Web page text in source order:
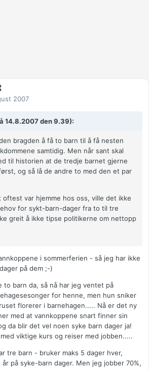
2007
14.8.2007 den 9.39):
bragden å få to barn til å få nesten
samtidig. Men når sant skal
til historien at de tredje barnet gjerne
og så lå de andre to med den et par
oftest var hjemme hos oss, ville det ikke
for sykt-barn-dager fra to til tre
greit å ikke tipse politikerne om nettopp
i sommerferien - så jeg har ikke
på dem ;-)
to barn da, så nå har jeg ventet på
for henne, men hun sniker
florerer i barnehagen..... Nå er det ny
med at vannkoppene snart finner sin
da blir det vel noen syke barn dager ja!
viktige kurs og reiser med jobben.....
tre barn - bruker maks 5 dager hver,
på syke-barn dager. Men jeg jobber 70%,